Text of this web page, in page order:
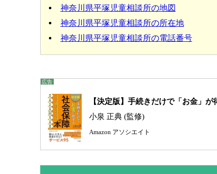
神奈川県平塚児童相談所の地図
神奈川県平塚児童相談所の所在地
神奈川県平塚児童相談所の電話番号
【決定版】手続きだけで「お金」
小泉 正典 (監修)
Amazon アソシエイト